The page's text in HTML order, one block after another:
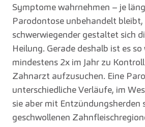
Symptome wahrnehmen – je
Parodontose unbehandelt bleibt,
schwerwiegender gestaltet sich
Heilung. Gerade deshalb ist es
mindestens 2x im Jahr zu
Zahnarzt aufzusuchen. Eine
unterschiedliche Verläufe, im
sie aber mit Entzündungsherden
geschwollenen